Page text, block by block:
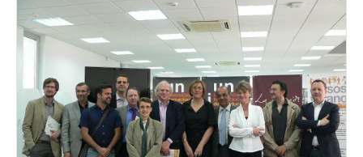
de
Huelva
organiza
uno
de
los
cursos
de
verano
de
la
Unia